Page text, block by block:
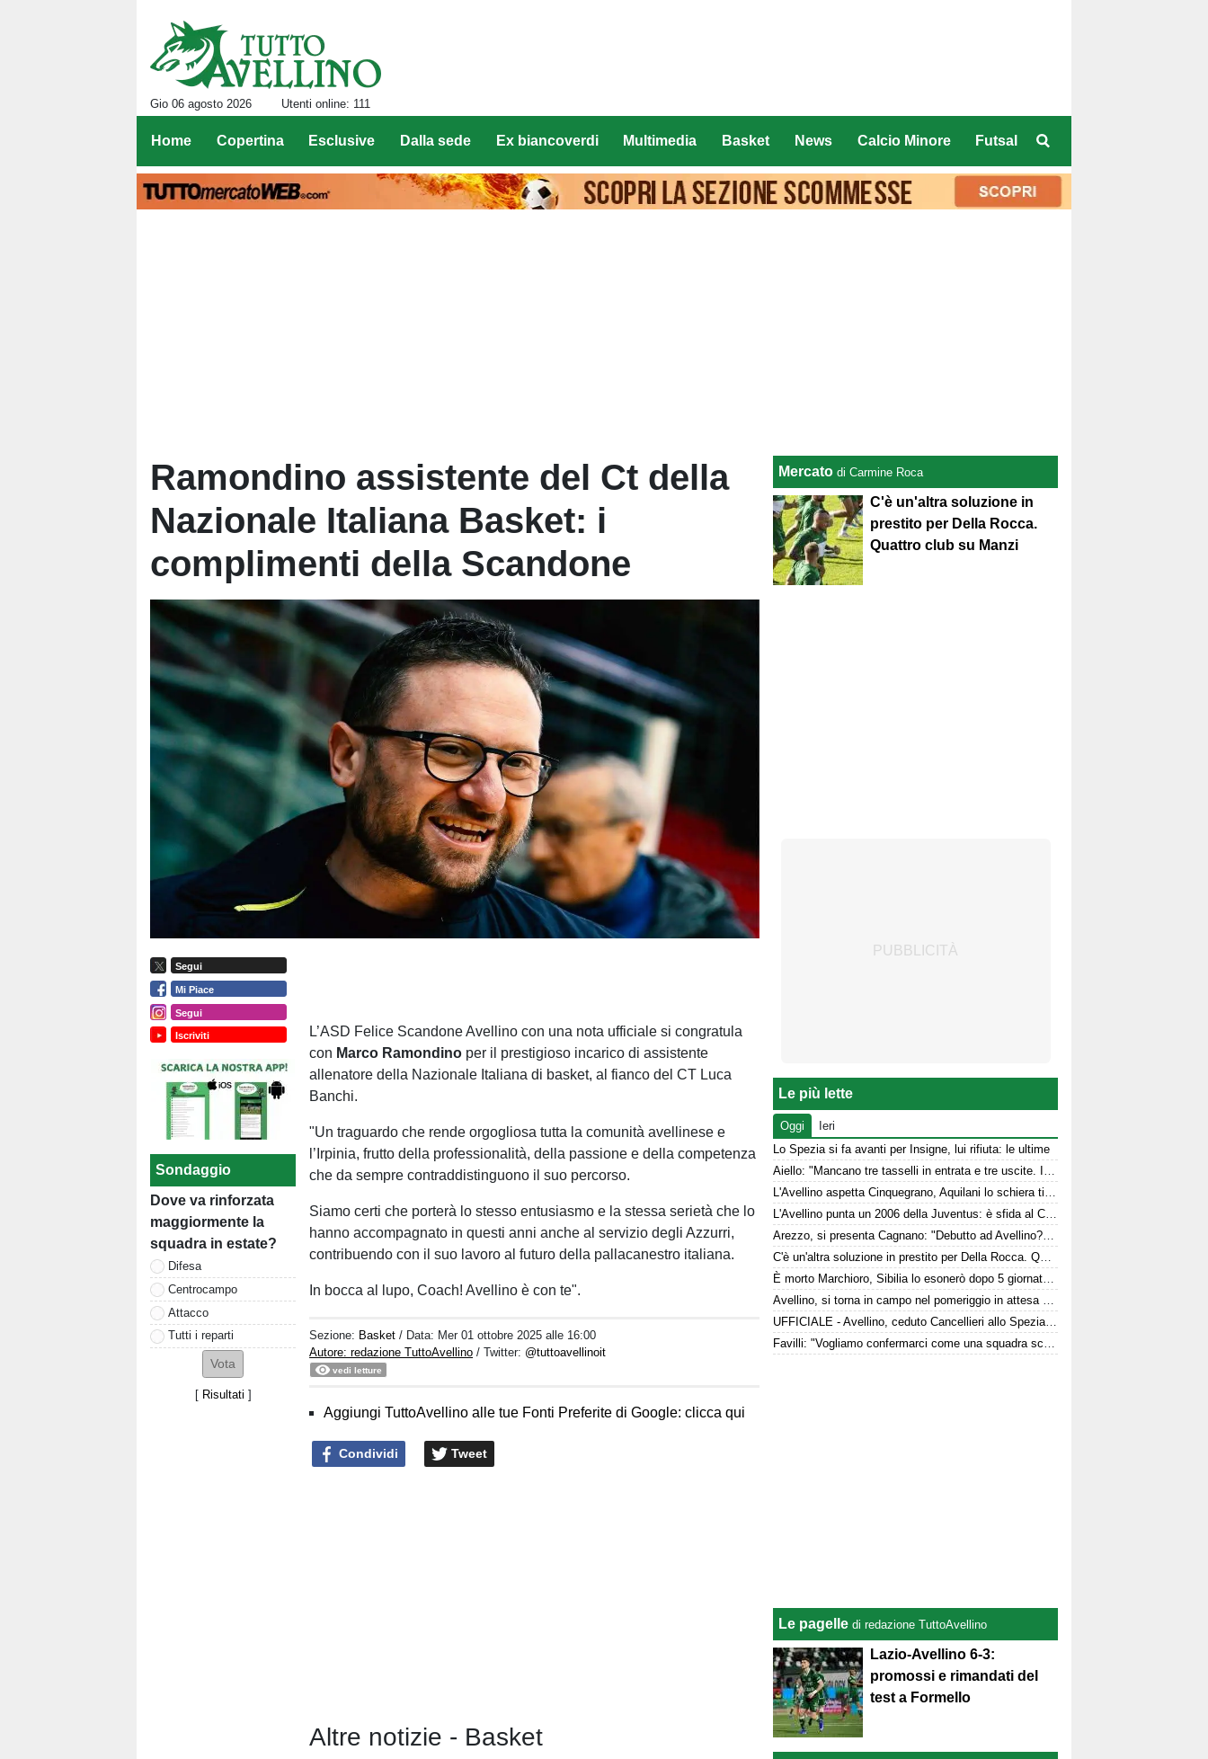
Gio 06 agosto 2026 Utenti online: 111
Home Copertina Esclusive Dalla sede Ex biancoverdi Multimedia Basket News Calcio Minore Futsal
Ramondino assistente del Ct della
Nazionale Italiana Basket: i
complimenti della Scandone
Segui
Mi Piace
Segui
Iscriviti
Sondaggio
Dove va rinforzata
maggiormente la
squadra in estate?
Difesa
Centrocampo
Attacco
Tutti i reparti
[ Risultati ]
L’ASD Felice Scandone Avellino con una nota ufficiale si congratula
con Marco Ramondino per il prestigioso incarico di assistente
allenatore della Nazionale Italiana di basket, al fianco del CT Luca
Banchi.
"Un traguardo che rende orgogliosa tutta la comunità avellinese e
l’Irpinia, frutto della professionalità, della passione e della competenza
che da sempre contraddistinguono il suo percorso.
Siamo certi che porterà lo stesso entusiasmo e la stessa serietà che lo
hanno accompagnato in questi anni anche al servizio degli Azzurri,
contribuendo con il suo lavoro al futuro della pallacanestro italiana.
In bocca al lupo, Coach! Avellino è con te".
Sezione: Basket / Data: Mer 01 ottobre 2025 alle 16:00
Autore: redazione TuttoAvellino / Twitter: @tuttoavellinoit
vedi letture
Aggiungi TuttoAvellino alle tue Fonti Preferite di Google: clicca qui
Condividi Tweet
Altre notizie - Basket
Mercato di Carmine Roca
C'è un'altra soluzione in
prestito per Della Rocca.
Quattro club su Manzi
Le più lette
Oggi
Ieri
Lo Spezia si fa avanti per Insigne, lui rifiuta: le ultime
Aiello: "Mancano tre tasselli in entrata e tre uscite. Il cambio modulo? Una squadra camaleontica non dà punti di riferimento". Sull'esterno e il trequartista...
L'Avellino aspetta Cinquegrano, Aquilani lo schiera titolare col Sassuolo
L'Avellino punta un 2006 della Juventus: è sfida al Catanzaro
Arezzo, si presenta Cagnano: "Debutto ad Avellino? Con il Pescara andò bene. Gol dell'ex? Ho rispetto per la piazza e i compagni, non esulterei"
C'è un'altra soluzione in prestito per Della Rocca. Quattro club su Manzi
È morto Marchioro, Sibilia lo esonerò dopo 5 giornate nel 1982
Avellino, si torna in campo nel pomeriggio in attesa del Torino
UFFICIALE - Avellino, ceduto Cancellieri allo Spezia: i dettagli
Favilli: "Vogliamo confermarci come una squadra scomoda per tutti. La concorrenza ben venga. Io mi sento bene"
Le pagelle di redazione TuttoAvellino
Lazio-Avellino 6-3:
promossi e rimandati del
test a Formello